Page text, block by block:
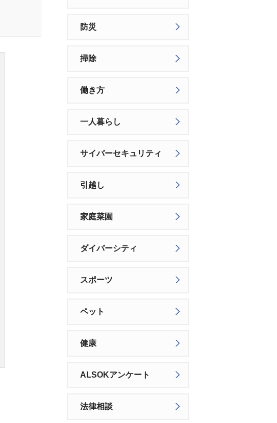
防災
掃除
働き方
一人暮らし
サイバーセキュリティ
引越し
家庭菜園
ダイバーシティ
スポーツ
ペット
健康
ALSOKアンケート
法律相談